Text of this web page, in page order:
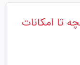
تا امکانات